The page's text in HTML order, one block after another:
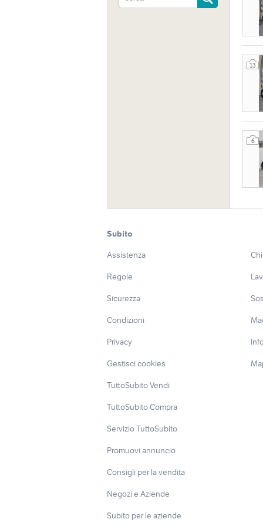
13
6
Subito
Assistenza
Regole
Sicurezza
Condizioni
Privacy
Gestisci cookies
TuttoSubito Vendi
TuttoSubito Compra
Servizio TuttoSubito
Promuovi annuncio
Consigli per la vendita
Negozi e Aziende
Subito per le aziende